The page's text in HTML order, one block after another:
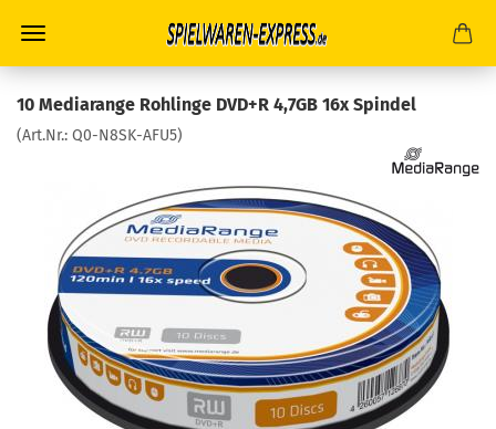
10 Mediarange Rohlinge DVD+R 4,7GB 16x Spindel
(Art.Nr.: Q0-N8SK-AFU5)